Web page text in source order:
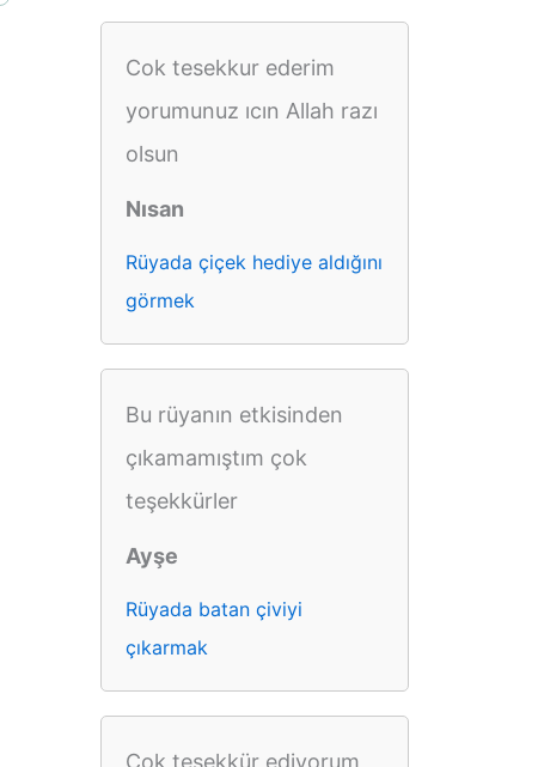
Cok tesekkur ederim
yorumunuz ıcın Allah razı
olsun
Nısan
Rüyada çiçek hediye aldığını
görmek
Bu rüyanın etkisinden
çıkamamıştım çok
teşekkürler
Ayşe
Rüyada batan çiviyi
çıkarmak
Çok teşekkür ediyorum